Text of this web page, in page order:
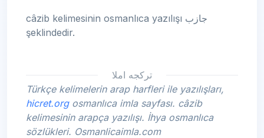
câzib kelimesinin osmanlıca yazılışı جازب
şeklindedir.
تركجه املا
Türkçe kelimelerin arap harfleri ile yazılışları,
hicret.orgosmanlıca imla sayfası. câzib
kelimesinin arapça yazılışı. İhya osmanlıca
sözlükleri. Osmanlicaimla.com